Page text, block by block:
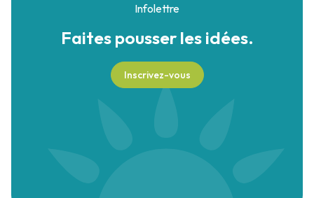
Infolettre
Faites pousserles idées.
Inscrivez-vous